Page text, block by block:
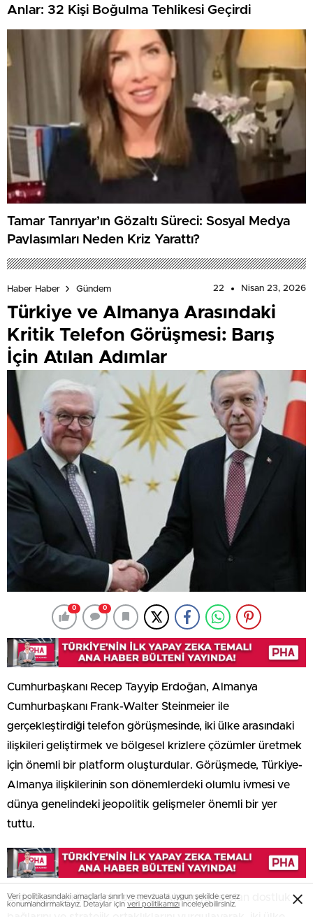
Anlar: 32 Kişi Boğulma Tehlikesi Geçirdi
Tamar Tanrıyar’ın Gözaltı Süreci: Sosyal Medya
Paylaşımları Neden Kriz Yarattı?
Haber Haber Gündem 22 Nisan 23, 2026
Türkiye ve Almanya Arasındaki
Kritik Telefon Görüşmesi: Barış
İçin Atılan Adımlar
0 0
Cumhurbaşkanı Recep Tayyip Erdoğan, Almanya
Cumhurbaşkanı Frank-Walter Steinmeier ile
gerçekleştirdiği telefon görüşmesinde, iki ülke arasındaki
ilişkileri geliştirmek ve bölgesel krizlere çözümler üretmek
için önemli bir platform oluşturdular. Görüşmede, Türkiye-
Almanya ilişkilerinin son dönemlerdeki olumlu ivmesi ve
dünya genelindeki jeopolitik gelişmeler önemli bir yer
tuttu.
Erdoğan, görüşmenin başında Almanya ile olan dostluk
Veri politikasındaki amaçlarla sınırlı ve mevzuata uygun şekilde çerez
konumlandırmaktayız. Detaylar için veri politikamızı inceleyebilirsiniz.